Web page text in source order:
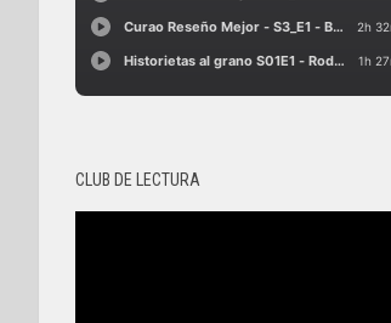
CLUB DE LECTURA